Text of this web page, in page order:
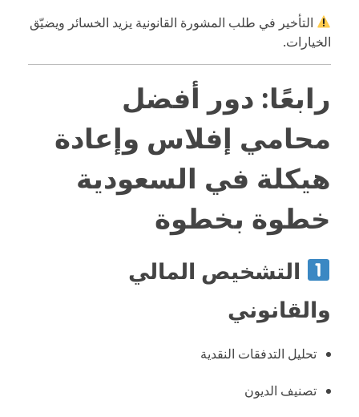
التأخير في طلب المشورة القانونية يزيد الخسائر ويضيّق
الخيارات.
رابعًا: دور أفضل
محامي إفلاس وإعادة
هيكلة في السعودية
خطوة بخطوة
التشخيص المالي
والقانوني
تحليل التدفقات النقدية
تصنيف الديون